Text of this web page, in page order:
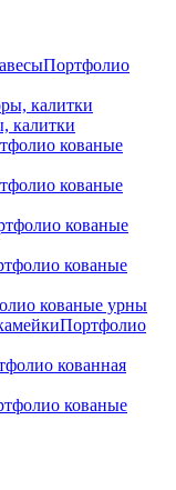
Портфолио
калитки
кованые
кованые
кованые
кованые
кованые урны
Портфолио
кованная
кованые